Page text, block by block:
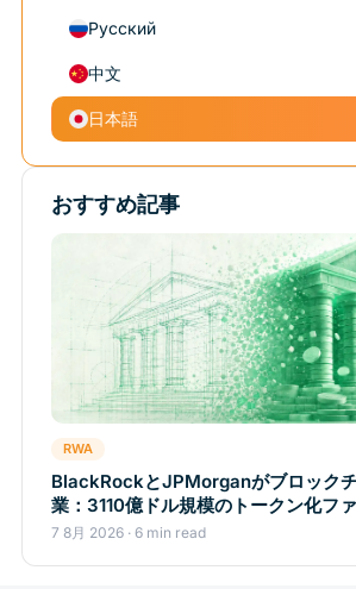
Русский
中文
日本語
おすすめ記事
RWA
BlackRockとJPMorganがブロック
業：3110億ドル規模のトークン化フ
7 8月 2026 · 6 min read